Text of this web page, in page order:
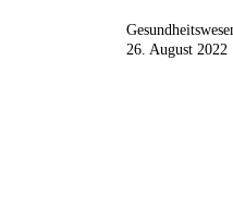
26. August 2022